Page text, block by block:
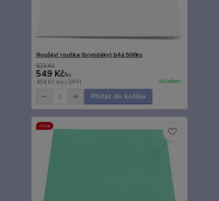
Roušky/ rouška (bryndáky) bílá 500ks
623 Kč
549 Kč/ks
454 Kč bez DPH skladem
Přidat do košíku
Akce